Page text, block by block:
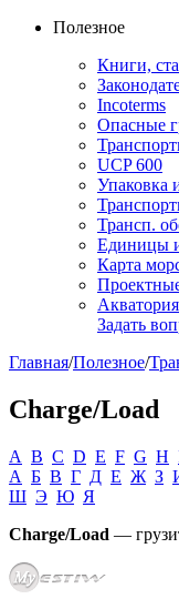
Полезное
Книги,
Incoterms
Опасные
UCP 600
Упаковка
Трансп.
Единицы
Карта
Задать
Главная/Полезное/
Charge/Load
A B C D E F G H
А Б В Г Д Е Ж З
Ш Э Ю Я
Charge/Load —